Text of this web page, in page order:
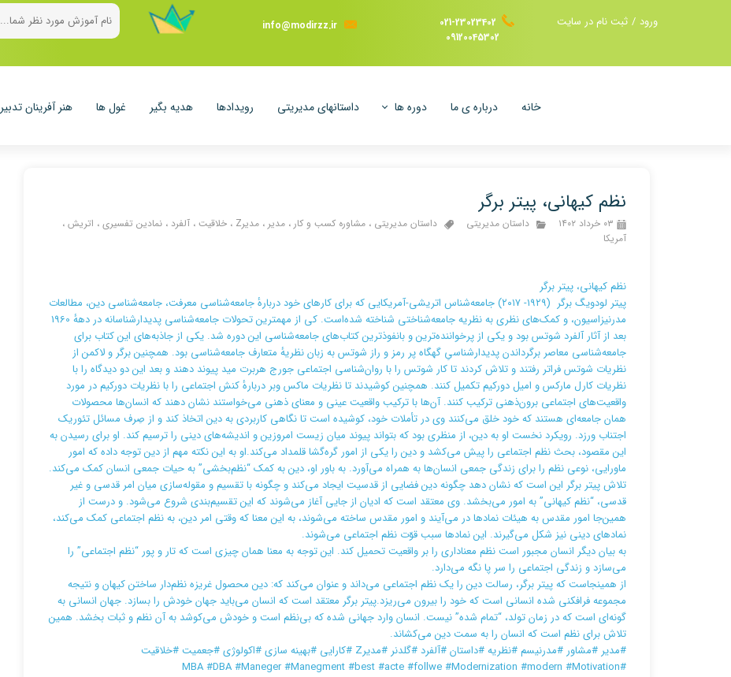
021-23023402
09120045302
info@modirzz.ir ورود / ثبت نام در سایت
خانه درباره ی ما دوره ها داستانهای مدیریتی رویدادها هدیه بگیر غول ها هنر آفرینان تدبیر
نظم کیهانی، پیتر برگر
۰۳ خرداد ۱۴۰۲ داستان مدیریتی داستان مدیریتی ، مشاوره کسب و کار ، مدیر ، مدیرZ ، خلاقیت ، آلفرد ، نمادین تفسیری ، اتریش ،
آمریکا
نظم کیهانی، پیتر برگر
پیتر لودویگ برگر (۱۹۲۹- ۲۰۱۷) جامعه‌شناس اتریشی‌-آمریکایی که برای کارهای خود دربارهٔ جامعه‌شناسی معرفت، جامعه‌شناسی دین، مطالعات
مدرنیزاسیون، و کمک‌های نظری به نظریه جامعه‌شناختی شناخته شده‌است. کی از مهمترین تحولات جامعه‌شناسی پدیدارشناسانه در دههٔ 1960
بعد از آثار آلفرد شوتس بود و یکی از پرخواننده‌ترین و بانفوذترین کتاب‌های جامعه‌شناسی این دوره شد. یکی از جاذبه‌های این کتاب برای
جامعه‌شناسی معاصر برگرداندن پدیدارشناسیِ گهگاه پر رمز و راز شوتس به زبان نظریهٔ متعارف جامعه‌شناسی بود. همچنین برگر و لاکمن از
نظریات شوتس فراتر رفتند و تلاش کردند تا کار شوتس را با روان‌شناسی اجتماعی جورج هربرت مید پیوند دهند و بعد این دو دیدگاه را با
نظریات کارل مارکس و امیل دورکیم تکمیل کنند. همچنین کوشیدند تا نظریات ماکس وبر دربارهٔ کنش اجتماعی را با نظریات دورکیم در مورد
واقعیت‌های اجتماعی برون‌ذهنی ترکیب کنند. آن‌ها با ترکیب واقعیت عینی و معنای ذهنی می‌خواستند نشان دهند که انسان‌ها محصولات
همان جامعه‌ای هستند که خود خلق می‌کنند وی در تأملات خود، کوشیده است تا نگاهی کاربردی به دین اتخاذ کند و از صِرف مسائل تئوریک
اجتناب ورزد. رویکرد نخست او به دین، از منظری بود که بتواند پیوند میان زیست امروزین و اندیشه‌های دینی را ترسیم کند. او برای رسیدن به
این مقصود، بحث نظم اجتماعی را پیش می‌کشد و دین را یکی از امور گره‌گشا قلمداد می‌کند.او به این نکته مهم از دین توجه داده که امور
ماورایی، نوعی نظم را برای زندگی جمعی انسان‌ها به همراه می‌آورد. به باور او،‌ دین به کمک “نظم‌بخشی” به حیات جمعی انسان کمک می‌کند.
تلاش پیتر برگر این است که نشان دهد چگونه دین فضایی از قدسیت ایجاد می‌کند و چگونه با تقسیم و مقوله‌سازی میان امر قدسی و غیر
قدسی، “نظم کیهانی” به امور می‌بخشد. وی معتقد است که ادیان از جایی آغاز می‌شوند که این تقسیم‌بندی شروع می‌شود. و درست از
همین‌جا امور مقدس به هیئات نمادها در می‌آیند و امور مقدس ساخته می‌شوند، به این معنا که وقتی امر دین، به نظم اجتماعی کمک می‌کند،
نمادهای دینی نیز شکل می‌گیرند. این نمادها سبب قوّت نظم اجتماعی می‌شوند.
به بیان دیگر انسان مجبور است نظم معناداری را بر واقعیت تحمیل کند. این توجه به معنا همان چیزی است که تار و پور “نظم اجتماعی” را
می‌سازد و زندگی اجتماعی را سر پا نگه می‌دارد.
از همینجاست که پیتر برگر، رسالت دین را یک نظم اجتماعی می‌داند و عنوان می‌کند که: دین محصول غریزه نظم‌دار ساختن کیهان و نتیجه
مجموعه فرافکنی شده انسانی است که خود را بیرون می‌ریزد.پیتر برگر معتقد است که انسان می‌باید جهان خودش را بسازد. جهان انسانی به
گونه‌ای است که در زمان تولد، “تمام شده” نیست. انسان وارد جهانی شده که بی‌نظم است و خودش می‌کوشد به آن نظم و ثبات بخشد. همین
تلاش برای نظم است که انسان را به سمت دین می‌کشاند.
#مدیر #مشاور #مدرنیسم #نظریه #داستان #آلفرد #گلدنر #مدیرZ #کارایی #بهینه سازی #اکولوژی #جعمیت #خلاقیت
#MBA #DBA #Maneger #Manegment #best #acte #follwe #Modernization #modern #Motivation